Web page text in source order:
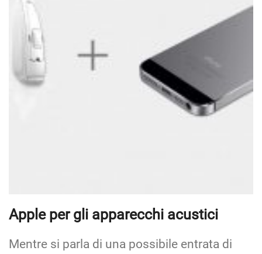
Apple per gli apparecchi acustici
Mentre si parla di una possibile entrata di